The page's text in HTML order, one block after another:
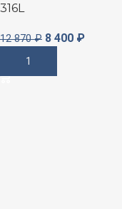
316L
12 870₽ 8 400 ₽
В Корзину